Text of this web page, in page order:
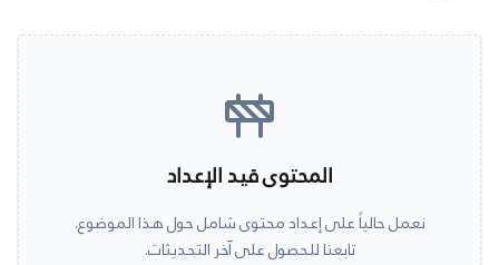
المحتوى قيد الإعداد
نعمل حالياً على إعداد محتوى شامل حول هذا الموضوع.
تابعنا للحصول على آخر التحديثات.